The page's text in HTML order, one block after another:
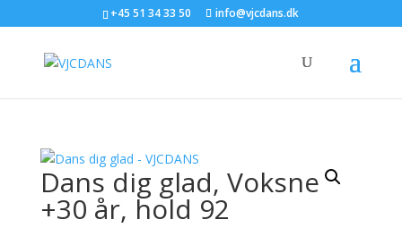
+45 51 34 33 50 info@vjcdans.dk
Dans dig glad, Voksne
+30 år, hold 92